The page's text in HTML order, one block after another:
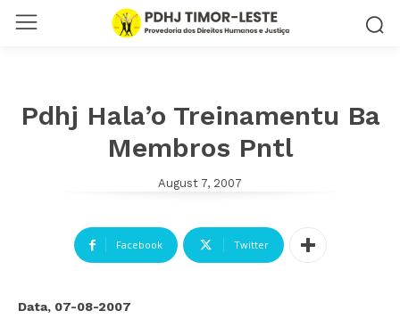
Pdhj Hala’o Treinamentu Ba
Membros Pntl
August 7, 2007
Facebook Twitter
Data, 07-08-2007